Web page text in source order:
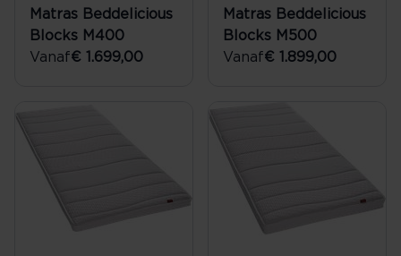
Matras Beddelicious
Blocks M400
Vanaf€ 1.699,00
Matras Beddelicious
Blocks M500
Vanaf€ 1.899,00